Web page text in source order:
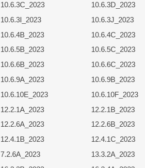
10.6.3C_2023 10.6.3D_2023
10.6.3I_2023 10.6.3J_2023
10.6.4B_2023 10.6.4C_2023
10.6.5B_2023 10.6.5C_2023
10.6.6B_2023 10.6.6C_2023
10.6.9A_2023 10.6.9B_2023
10.6.10E_2023 10.6.10F_2023
12.2.1A_2023 12.2.1B_2023
12.2.6A_2023 12.2.6B_2023
12.4.1B_2023 12.4.1C_2023
7.2.6A_2023 13.3.2A_2023